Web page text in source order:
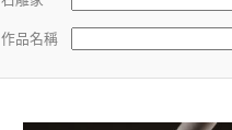
作品名稱